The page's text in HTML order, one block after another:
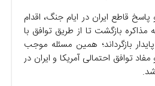
قاطع ایران در ایام جنگ، اقدام
بازگشت تا از طریق توافق با
بازگرداند؛ همین مسئله موجب
توافق احتمالی آمریکا و ایران در